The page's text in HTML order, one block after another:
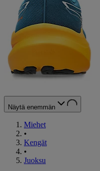
Näytä enemmän
Miehet
•
Kengät
•
Juoksu